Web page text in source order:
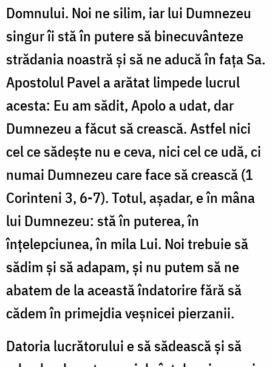
Domnului. Noi ne silim, iar lui Dumnezeu
sin­gur îi stă în putere să binecuvânteze
strădania noastră şi să ne adu­că în faţa Sa.
Apostolul Pavel a arătat limpede lucrul
acesta: Eu am sădit, Apolo a udat, dar
Dumnezeu a făcut să crească. Astfel nici
cel ce sădeşte nu e ceva, nici cel ce udă, ci
numai Dumnezeu care face să crească (1
Corinteni 3, 6-7). Totul, aşadar, e în mâna
lui Dumnezeu: stă în puterea, în
înţelepciunea, în mila Lui. Noi trebuie să
sădim şi să adapam, şi nu putem să ne
abatem de la această îndatorire fără să
cădem în primejdia veşnicei pierzanii.
Datoria lucrătorului e să sădească şi să